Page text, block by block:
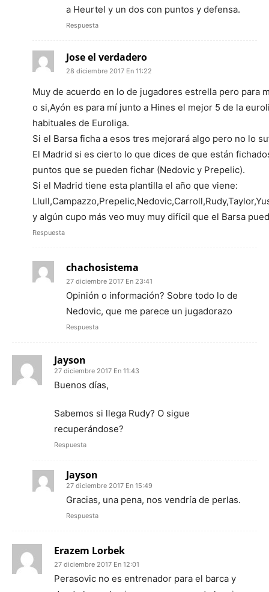
a Heurtel y un dos con puntos y defensa.
Respuesta
Jose el verdadero
28 diciembre 2017 En 11:22
Muy de acuerdo en lo de jugadores estrella pero para
o si,Ayón es para mí junto a Hines el mejor 5 de la
habituales de Euroliga.
Si el Barsa ficha a esos tres mejorará algo pero no lo
El Madrid si es cierto lo que dices de que están
puntos que se pueden fichar (Nedovic y Prepelic).
Si el Madrid tiene esta plantilla el año que viene:
y algún cupo más veo muy muy difícil que el Barsa
Respuesta
chachosistema
27 diciembre 2017 En 23:41
Opinión o información? Sobre todo lo de
Nedovic, que me parece un jugadorazo
Respuesta
Jayson
27 diciembre 2017 En 11:43
Buenos días,
Sabemos si llega Rudy? O sigue
recuperándose?
Respuesta
Jayson
27 diciembre 2017 En 15:49
Gracias, una pena, nos vendría de perlas.
Respuesta
Erazem Lorbek
27 diciembre 2017 En 12:01
Perasovic no es entrenador para el barca y